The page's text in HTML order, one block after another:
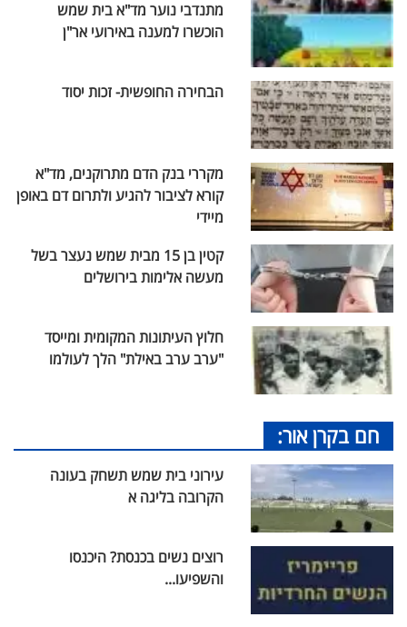
מתנדבי נוער מד"א בית שמש
הוכשרו למענה באירועי אר"ן
הבחירה החופשית- זכות יסוד
מקררי בנק הדם מתרוקנים, מד"א
קורא לציבור להגיע ולתרום דם באופן
מיידי
קטין בן 15 מבית שמש נעצר בשל
מעשה אלימות בירושלים
חלוץ העיתונות המקומית ומייסד
"ערב ערב באילת" הלך לעולמו
חם בקרן אור:
עירוני בית שמש תשחק בעונה
הקרובה בליגה א
רוצים נשים בכנסת? היכנסו
והשפיעו...